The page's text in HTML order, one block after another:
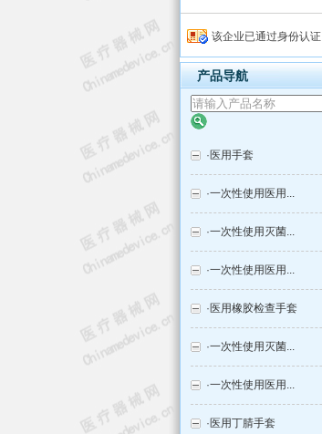
该企业已通过身份认证
产品导航
· 医用手套
·一次性使用医用...
·一次性使用灭菌...
·一次性使用医用...
· 医用橡胶检查手套
·一次性使用灭菌...
·一次性使用医用...
· 医用丁腈手套